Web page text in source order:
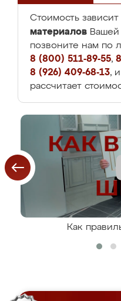
Стоимость зависит
материалов
позвоните нам по
8 (800) 511-89-55,
8 (926) 409-68-13,
рассчитает
Как